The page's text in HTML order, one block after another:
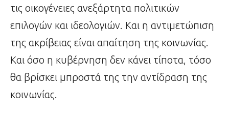
τις οικογένειες ανεξάρτητα πολιτικών
επιλογών και ιδεολογιών. Και η αντιμετώπιση
της ακρίβειας είναι απαίτηση της κοινωνίας.
Και όσο η κυβέρνηση δεν κάνει τίποτα, τόσο
θα βρίσκει μπροστά της την αντίδραση της
κοινωνίας.